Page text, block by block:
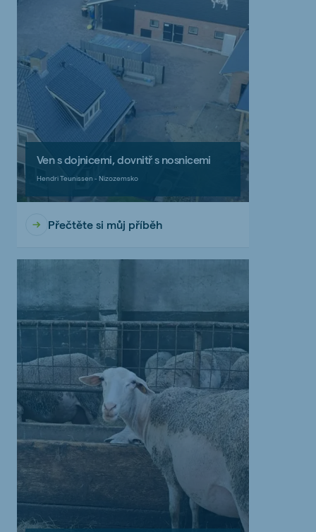
Ven s dojnicemi, dovnitř s nosnicemi
Hendri Teunissen - Nizozemsko
Přečtěte si můj příběh